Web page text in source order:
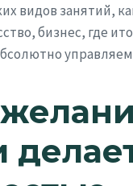
видов занятий,
бизнес, где